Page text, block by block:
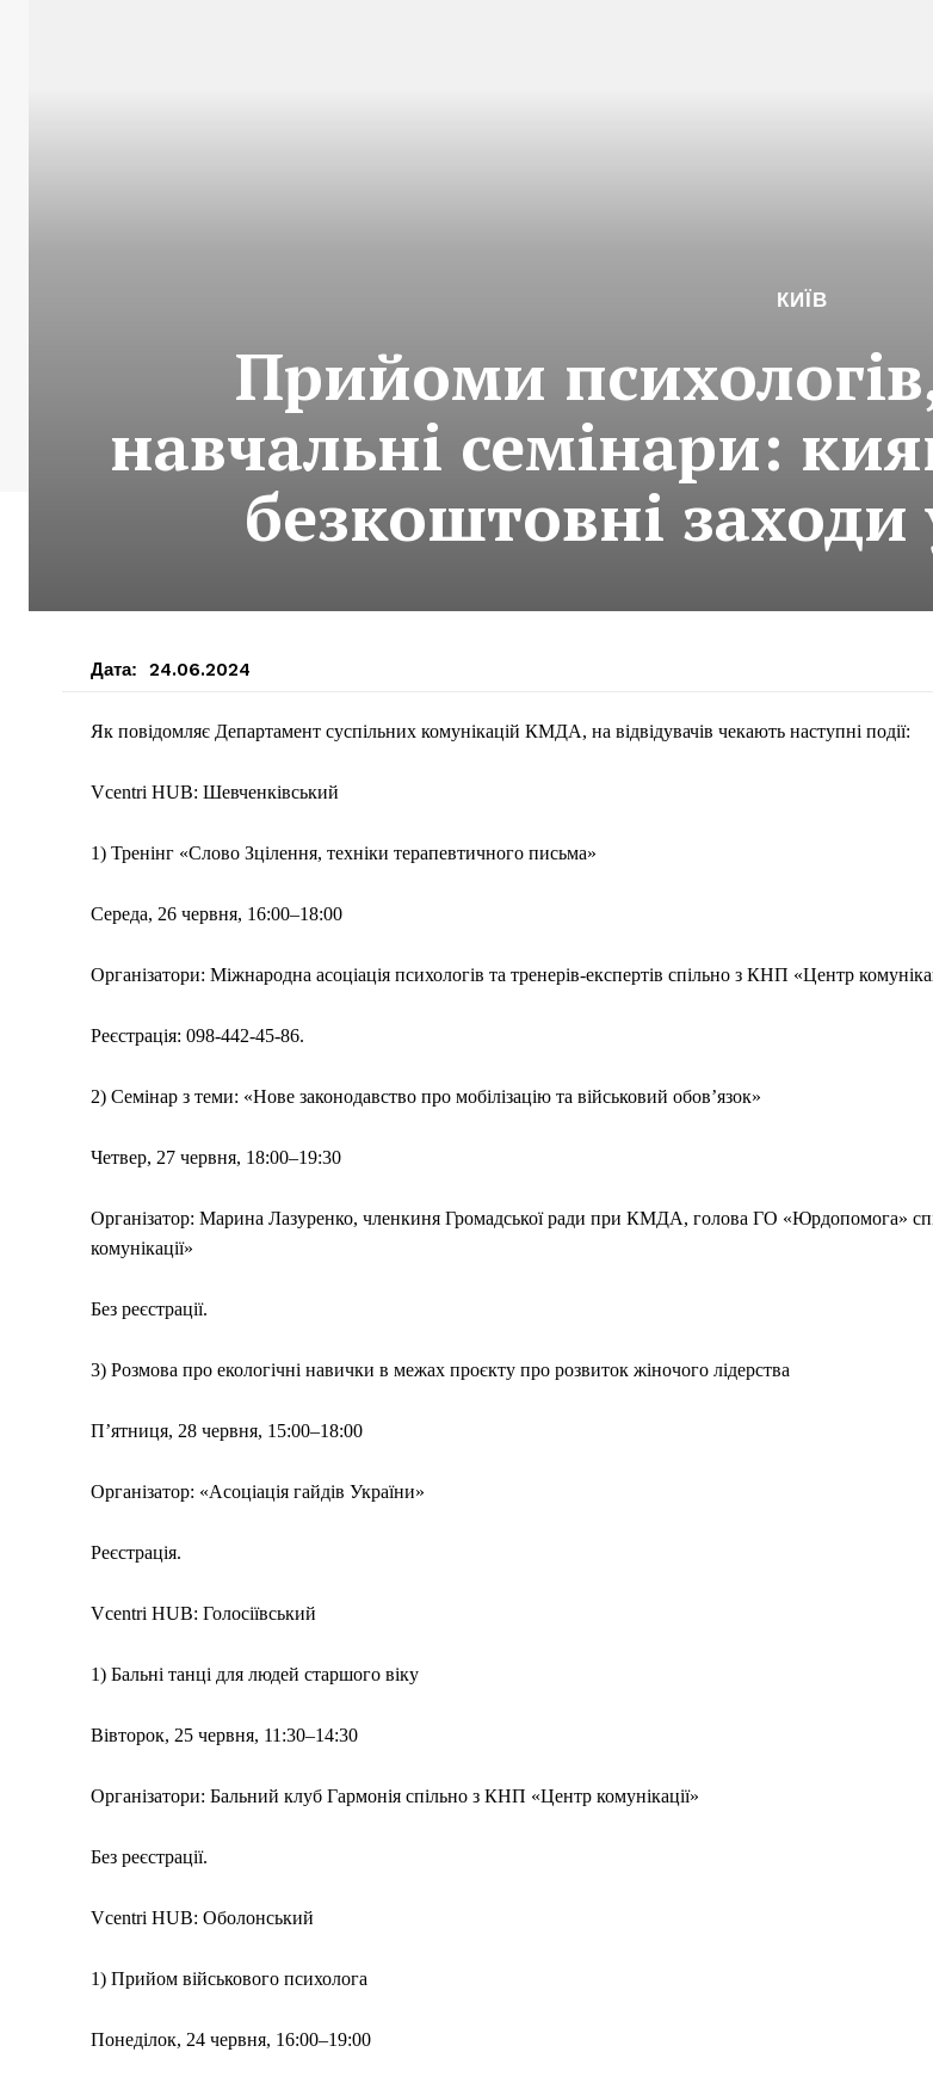
Меню
Київ
КИЇВ
Прийоми
навчальні семінари:
безкоштовні
Дата: 24.06.2024
Як повідомляє Департамент суспільних комунікацій КМДА, на відвідувачів чекають наступні події:
Vcentri HUB: Шевченківський
1) Тренінг «Слово Зцілення, техніки терапевтичного письма»
Середа, 26 червня, 16:00–18:00
Організатори: Міжнародна асоціація психологів та тренерів-експертів спільно з КНП «Центр
Реєстрація: 098-442-45-86.
2) Семінар з теми: «Нове законодавство про мобілізацію та військовий обов’язок»
Четвер, 27 червня, 18:00–19:30
Організатор: Марина Лазуренко, членкиня Громадської ради при КМДА, голова ГО «Юрдопомога»
комунікації»
Без реєстрації.
3) Розмова про екологічні навички в межах проєкту про розвиток жіночого лідерства
П’ятниця, 28 червня, 15:00–18:00
Організатор: «Асоціація гайдів України»
Реєстрація.
Vcentri HUB: Голосіївський
1) Бальні танці для людей старшого віку
Вівторок, 25 червня, 11:30–14:30
Організатори: Бальний клуб Гармонія спільно з КНП «Центр комунікації»
Без реєстрації.
Vcentri HUB: Оболонський
1) Прийом військового психолога
Понеділок, 24 червня, 16:00–19:00